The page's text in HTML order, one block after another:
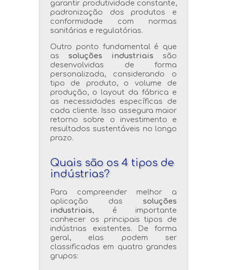
garantir produtividade constante,
padronização dos produtos e
conformidade com normas
sanitárias e regulatórias.
Outro ponto fundamental é que
as soluções industriais são
desenvolvidas de forma
personalizada, considerando o
tipo de produto, o volume de
produção, o layout da fábrica e
as necessidades específicas de
cada cliente. Isso assegura maior
retorno sobre o investimento e
resultados sustentáveis no longo
prazo.
Quais são os 4 tipos de
indústrias?
Para compreender melhor a
aplicação das soluções
industriais, é importante
conhecer os principais tipos de
indústrias existentes. De forma
geral, elas podem ser
classificadas em quatro grandes
grupos: